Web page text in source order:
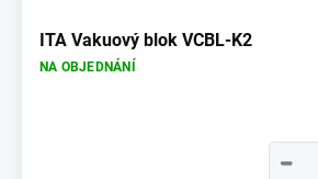
ITA Vakuový blok VCBL-K2
NA OBJEDNÁNÍ
−